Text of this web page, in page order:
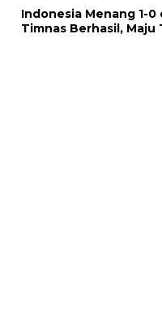
Indonesia Menang 1-0
Timnas Berhasil, Maju